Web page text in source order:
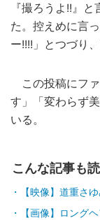
『撮ろうよ!!』
た。控えめに言
ー!!!!」とつづり
この投稿にフ
す」「変わらず
いる。
こんな記事も
【映像】道重さ
【画像】ロング